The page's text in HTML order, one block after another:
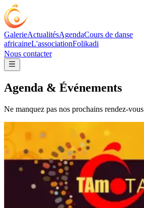
GalerieActualitésAgendaCours de danse
africaineL'associationFolikadi
Nous contacter
Agenda & Événements
Ne manquez pas nos prochains rendez-vous